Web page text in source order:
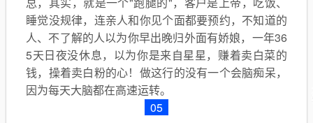
睡觉没规律，连亲人和你见个面都要预约，不知道的
人、不了解的人以为你早出晚归外面有娇娘，一年36
5天日夜没休息，以为你是来自星星，赚着卖白菜的
钱，操着卖白粉的心！做这行的没有一个会脑痴呆，
因为每天大脑都在高速运转。
05